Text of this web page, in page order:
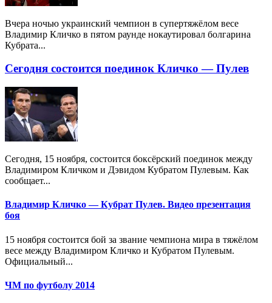
Вчера ночью украинский чемпион в супертяжёлом весе
Владимир Кличко в пятом раунде нокаутировал болгарина
Кубрата...
Сегодня состоится поединок Кличко — Пулев
Сегодня, 15 ноября, состоится боксёрский поединок между
Владимиром Кличком и Дэвидом Кубратом Пулевым. Как
сообщает...
Владимир Кличко — Кубрат Пулев. Видео презентация
боя
15 ноября состоится бой за звание чемпиона мира в тяжёлом
весе между Владимиром Кличко и Кубратом Пулевым.
Официальный...
ЧМ по футболу 2014